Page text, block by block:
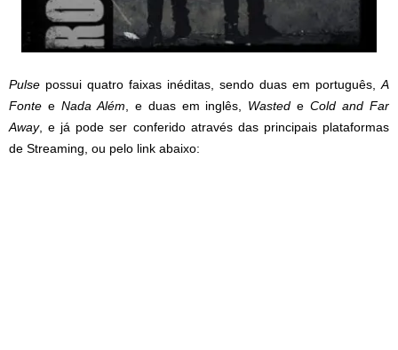
Pulse possui quatro faixas inéditas, sendo duas em português, A
Fonte e Nada Além , e duas em inglês, Wasted eCold and Far
Away, e já pode ser conferido através das principais plataformas
de Streaming, ou pelo link abaixo: